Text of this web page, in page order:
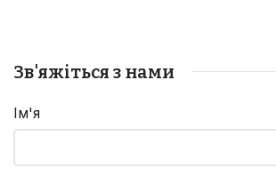
Зв'яжіться з нами
Ім'я